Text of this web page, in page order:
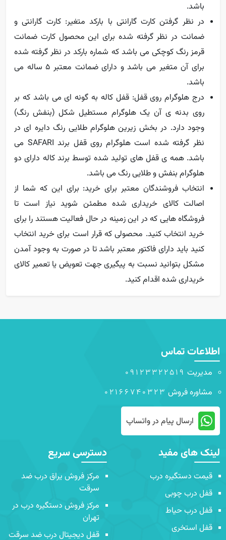
باشد.
در نظر گرفتن کارت گارانتی با بارکد متغیر: کارت گارانتی و
ضمانت در نظر گرفته شده برای این محصول کارت ضمانت
قرمز رنگ کوچکی می باشد که شماره بارکد در نظر گرفته شده
برای آن متغیر می باشد و دارای ضمانت معتبر 5 ساله می
باشد.
درج هلوگرام روی قفل: قفل کاله به گونه ای می باشد که بر
روی بدنه ی آن یک هلوگرام مستطیل شکل (بنفش رنگ)
وجود دارد. در بخش زیرین هلوگرام طلایی رنگ دایره ای در
نظر گرفته شده است هلوگرام روی قفل برند SAFARI می
باشد. همه ی قفل های تولید شده توسط برند کاله دارای دو
هلوگرام بنفش و طلایی رنگ می باشد.
انتخاب فروشندگان معتبر برای خرید: برای این که شما از
اصالت کالای خریداری شده مطمئن شوید نیاز است تا
فروشگاه هایی که در این زمینه در حال فعالیت هستند را برای
خرید انتخاب کنید. محصولی که قرار است برای خرید انتخاب
کنید باید دارای فاکتور معتبر باشد تا در صورت به وجود آمدن
مشکل بتوانید نسبت به پیگیری جهت تعویض یا تعمیر کالای
خریداری شده اقدام کنید.
اطلاعات تماس
مدیریت 09123322519
مشاوره فروش 02166740323
ارسال پیام در واتساپ
لینک های مفید
قیمت دستگیره درب
قفل درب چوبی
قفل درب حیاط
قفل استخری
دسترسی سریع
مرکز فروش یراق درب ضد
سرقت
مرکز فروش دستگیره درب در
تهران
قفل دیجیتال درب ضد سرقت